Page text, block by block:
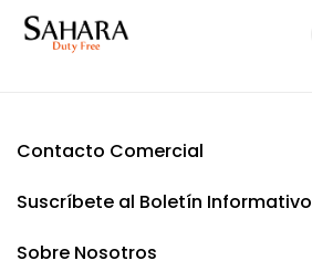
Contacto Comercial
Suscríbete al Boletín Informativo
Sobre Nosotros